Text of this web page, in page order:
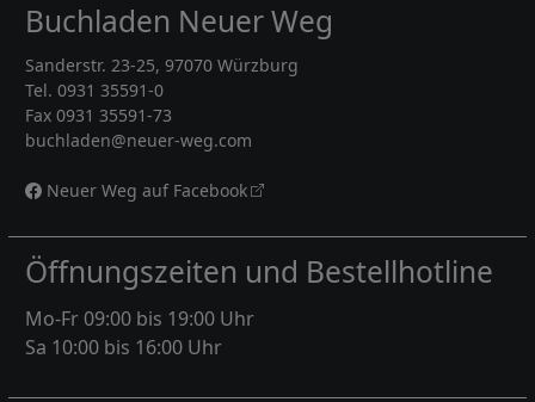
Buchladen Neuer Weg
Sanderstr. 23-25, 97070 Würzburg
Tel. 0931 35591-0
Fax 0931 35591-73
buchladen@neuer-weg.com
Neuer Weg auf Facebook
Öffnungszeiten und Bestellhotline
Mo-Fr 09:00 bis 19:00 Uhr
Sa 10:00 bis 16:00 Uhr